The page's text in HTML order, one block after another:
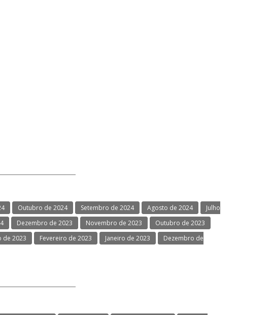
Outubro de 2024 Setembro de 2024 Agosto de 2024
Julho
Dezembro de 2023 Novembro de 2023
Outubro de 2023
de 2023 Fevereiro de 2023 Janeiro de 2023
Dezembro de